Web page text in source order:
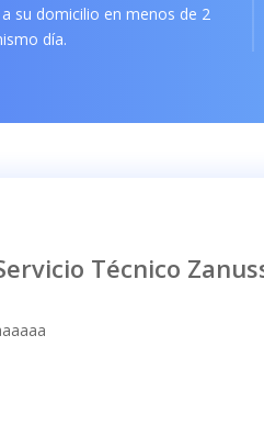
su domicilio en menos de 2
día.
Técnico